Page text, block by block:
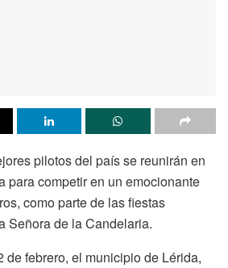
pilotos del país se reunirán en
para competir en un emocionante
como parte de las fiestas
Señora de la Candelaria.
de febrero, el municipio de Lérida,